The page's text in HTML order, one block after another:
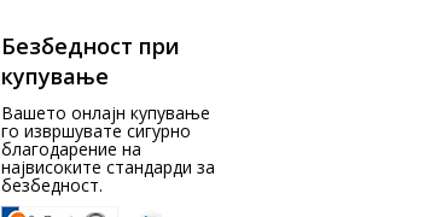
Безбедност при
купување
Вашето онлајн купување
го извршувате сигурно
благодарение на
највисоките стандарди за
безбедност.